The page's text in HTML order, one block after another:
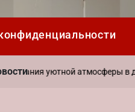
уютной атмосферы в доме
on
2